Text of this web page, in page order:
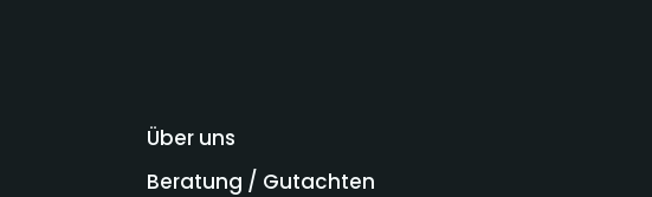
Über uns
Beratung / Gutachten